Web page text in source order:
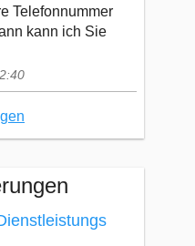
Telefonnummer
kann ich Sie